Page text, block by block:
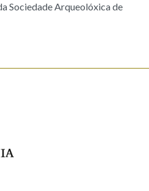
Sociedade Arqueolóxica de